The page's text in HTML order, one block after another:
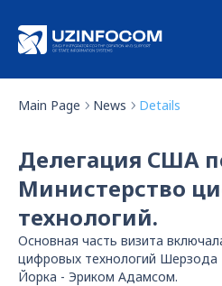
Main Page News Details
Делегация США
Министерство
технологий.
Основная часть визита
цифровых технологий
Йорка - Эриком Адамсом.